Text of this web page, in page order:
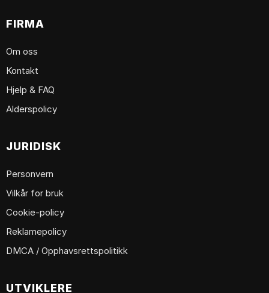
FIRMA
Om oss
Kontakt
Hjelp & FAQ
Alderspolicy
JURIDISK
Personvern
Vilkår for bruk
Cookie-policy
Reklamepolicy
DMCA / Opphavsrettspolitikk
UTVIKLERE